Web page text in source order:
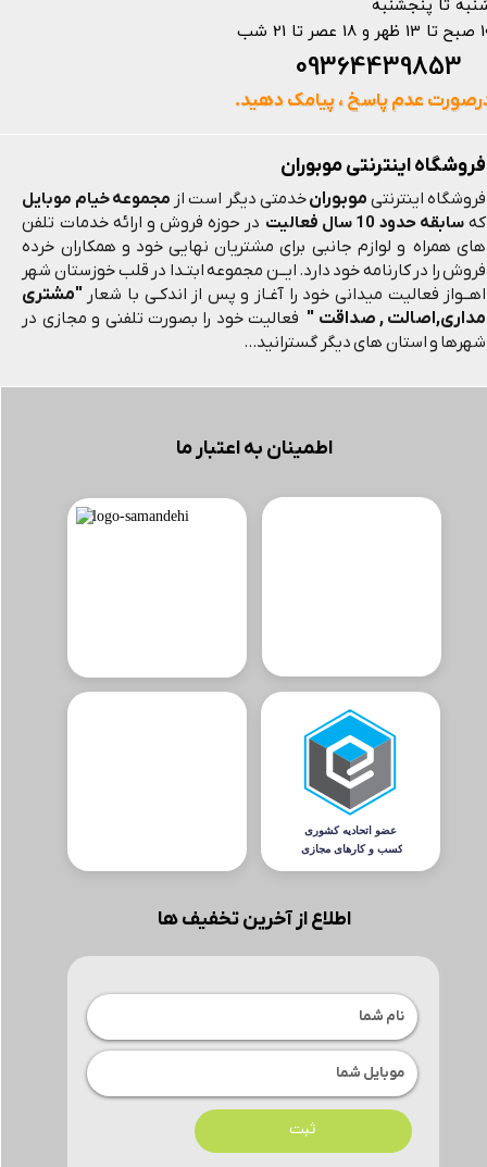
فروشگاه اینترنتی موبوران
فروشگاه اینترنتی موبورانخدمتی دیگر است از مجموعه خیام موبایل
که سابقه حدود 10 سال فعالیت
در حوزه فروش و ارائه خدمات تلفن
های همراه و لوازم جانبی برای مشتریان نهایی خود و همکاران خرده
فروش را در کارنامه خود دارد. ایــن مجموعه ابتـدا در قلب خوزستان شهر
اهــواز فعالیت میدانی خود را آغـاز و پس از اندکـی با شعار "مشتری
مداری,اصالت , صداقت " فعالیت خود را بصورت تلفنی و مجازی در
شهرها و استان های دیگر گسترانید...
اطمینان به اعتبار ما
اطلاع از آخرین تخفیف ها
ثبت
تا 21 شب
عدم پاسخ ، پیامک دهید.